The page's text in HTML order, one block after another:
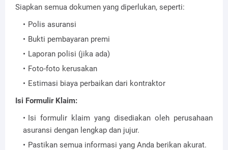
Siapkan semua dokumen yang diperlukan, seperti:
Polis asuransi
Bukti pembayaran premi
Laporan polisi (jika ada)
Foto-foto kerusakan
Estimasi biaya perbaikan dari kontraktor
Isi Formulir Klaim:
Isi formulir klaim yang disediakan oleh perusahaan
asuransi dengan lengkap dan jujur.
Pastikan semua informasi yang Anda berikan akurat.